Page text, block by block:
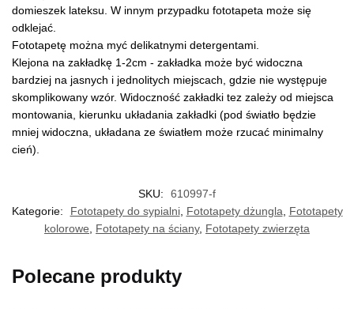
domieszek lateksu. W innym przypadku fototapeta może się
odklejać.
Fototapetę można myć delikatnymi detergentami.
Klejona na zakładkę 1-2cm - zakładka może być widoczna
bardziej na jasnych i jednolitych miejscach, gdzie nie występuje
skomplikowany wzór. Widoczność zakładki tez zależy od miejsca
montowania, kierunku układania zakładki (pod światło będzie
mniej widoczna, układana ze światłem może rzucać minimalny
cień).
SKU:
610997-f
Kategorie:
Fototapety do sypialni, Fototapety dżungla
Fototapety
kolorowe
Fototapety na ściany, Fototapety zwierzęta
Polecane produkty